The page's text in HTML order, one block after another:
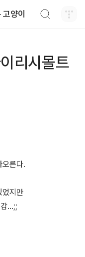
양이
리시몰트
오른다.
었지만
...;;